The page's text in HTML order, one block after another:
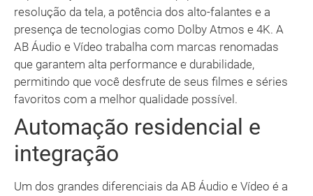
resolução da tela, a potência dos alto-falantes e a
presença de tecnologias como Dolby Atmos e 4K. A
AB Áudio e Vídeo trabalha com marcas renomadas
que garantem alta performance e durabilidade,
permitindo que você desfrute de seus filmes e séries
favoritos com a melhor qualidade possível.
Automação residencial e
integração
Um dos grandes diferenciais da AB Áudio e Vídeo é a